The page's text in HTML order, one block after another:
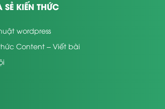
SẺ KIẾN THỨC
wordpress
Content – Viết bài